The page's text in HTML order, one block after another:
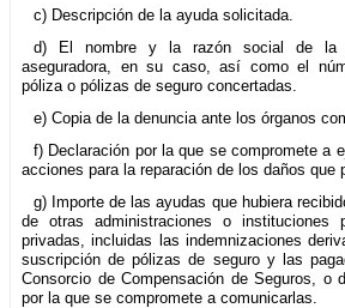
c) Descripción de la ayuda solicitada.
d) El nombre y la razón social de la
aseguradora, en su caso, así como el
póliza o pólizas de seguro concertadas.
e) Copia de la denuncia ante los órganos
f) Declaración por la que se compromete a
acciones para la reparación de los daños que
g) Importe de las ayudas que hubiera
de otras administraciones o instituciones
privadas, incluidas las indemnizaciones
suscripción de pólizas de seguro y las
Consorcio de Compensación de Seguros, o
por la que se compromete a comunicarlas.